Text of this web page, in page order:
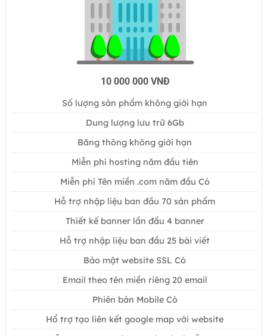
10 000 000 VNĐ
Số lượng sản phẩm không giới hạn
Dung lượng lưu trữ 6Gb
Băng thông không giới hạn
Miễn phí hosting năm đầu tiên
Miễn phí Tên miền .com năm đầu Có
Hỗ trợ nhập liệu ban đầu 70 sản phẩm
Thiết kế banner lần đầu 4 banner
Hỗ trợ nhập liệu ban đầu 25 bài viết
Bảo mật website SSL Có
Email theo tên miền riêng 20 email
Phiên bản Mobile Có
Hổ trợ tạo liên kết google map với website